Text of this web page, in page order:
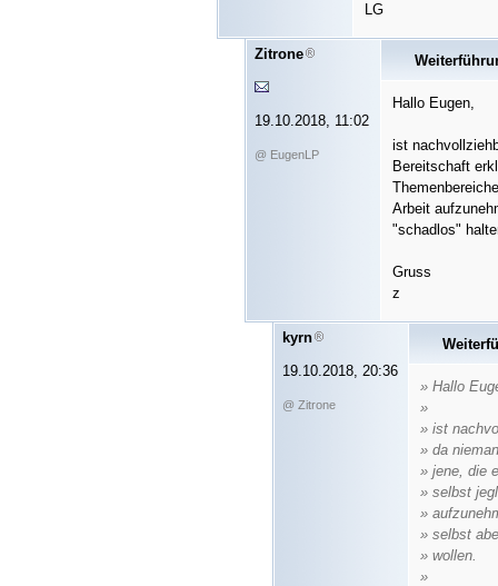
LG
Zitrone
19.10.2018, 11:02
@ EugenLP
Hallo Eugen,
ist
Bereitschaft
Arbeit
"schadlos"
Gruss
z
kyrn
19.10.2018, 20:36
@ Zitrone
» Hallo
»
» ist
» da
» jene, die
» selbst
»
» selbst
» wollen.
»